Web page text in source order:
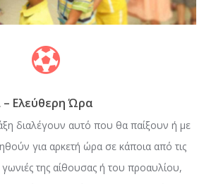
– Ελεύθερη Ώρα
διαλέγουν αυτό που θα παίξουν ή με
για αρκετή ώρα σε κάποια από τις
της αίθουσας ή του προαυλίου,